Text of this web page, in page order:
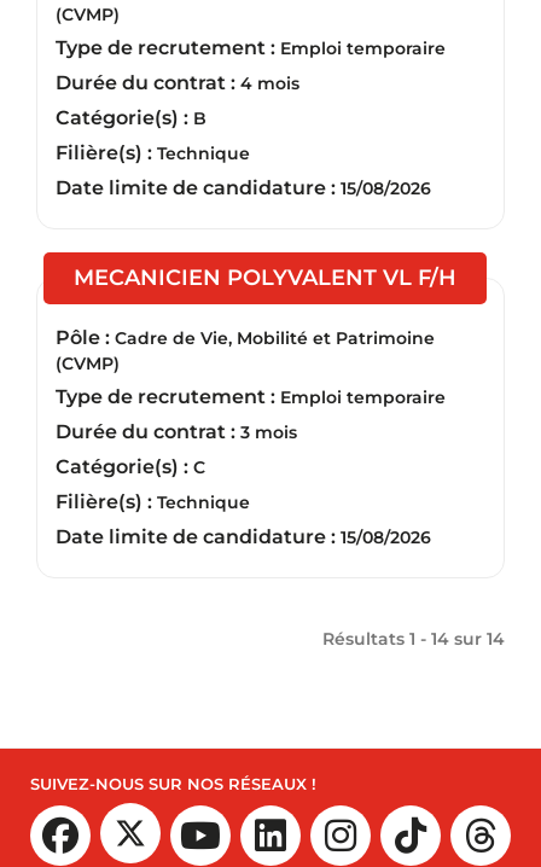
(CVMP)
Type de recrutement : Emploi temporaire
Durée du contrat : 4 mois
Catégorie(s) : B
Filière(s) : Technique
Date limite de candidature : 15/08/2026
MECANICIEN POLYVALENT VL F/H
Pôle : Cadre de Vie, Mobilité et Patrimoine
(CVMP)
Type de recrutement : Emploi temporaire
Durée du contrat : 3 mois
Catégorie(s) : C
Filière(s) : Technique
Date limite de candidature : 15/08/2026
Résultats 1 - 14 sur 14
SUIVEZ-NOUS SUR NOS RÉSEAUX !